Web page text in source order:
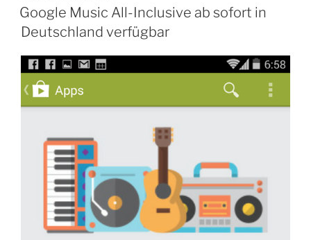
AM
Google Music All-Inclusive ab sofort in
Deutschland verfügbar